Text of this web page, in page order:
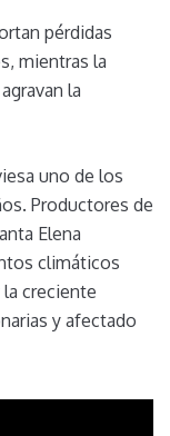
pérdidas
mientras la
la
uno de los
Productores de
Elena
climáticos
creciente
y afectado